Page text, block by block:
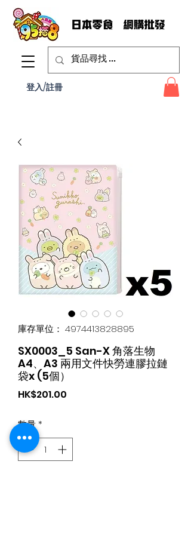
登入/註冊
庫存單位： 4974413828895
SX0003_5 San-X 角落生物
A4、A3 兩用文件快勞連膠拉鏈
袋x (5個）
HK$201.00
數量*